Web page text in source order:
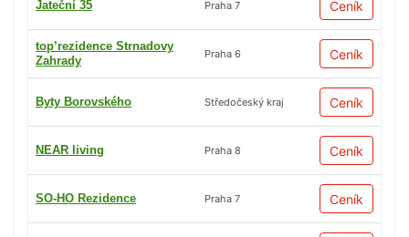
Jateční 35 Praha 7 Ceník
top’rezidence Strnadovy
Zahrady
Praha 6 Ceník
Byty Borovského Středočeský kraj Ceník
NEAR living Praha 8 Ceník
SO-HO Rezidence Praha 7 Ceník